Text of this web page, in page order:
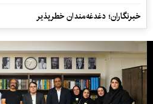
خبرنگاران؛ دغدغه‌مندان خطرپذیر